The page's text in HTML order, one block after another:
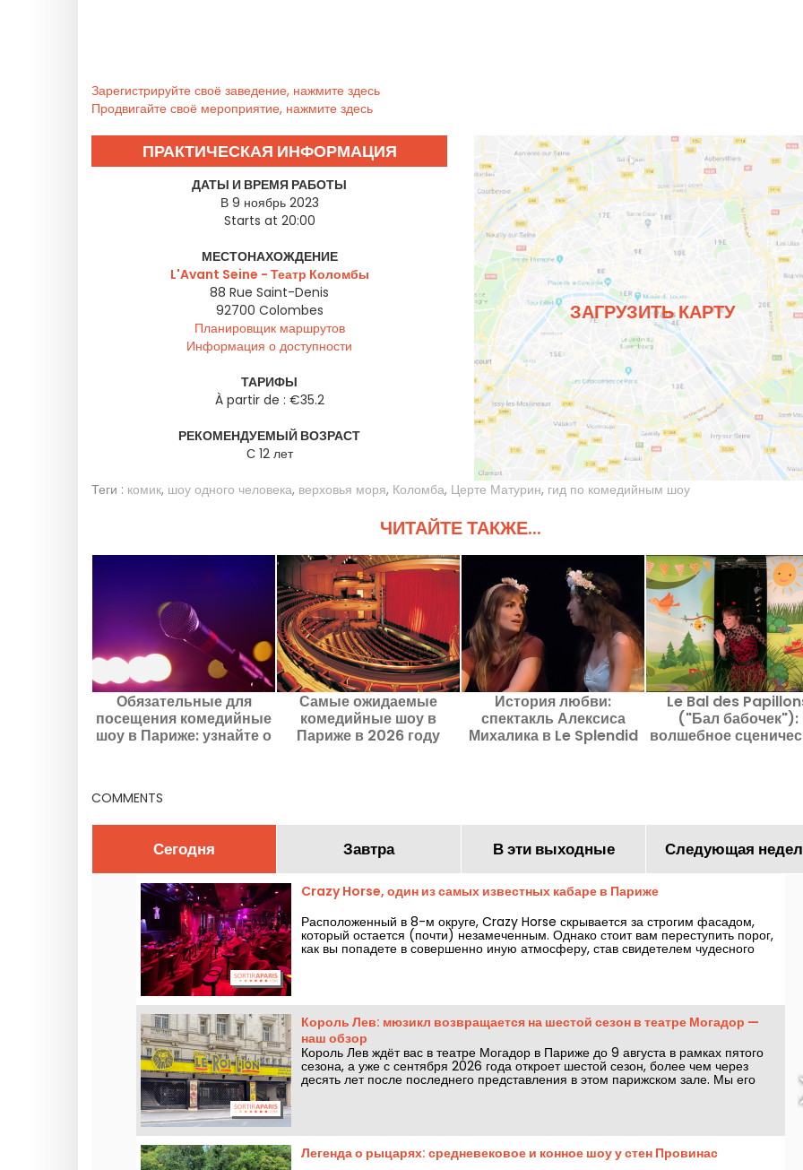
Зарегистрируйте своё заведение, нажмите здесь
Продвигайте своё мероприятие, нажмите здесь
ПРАКТИЧЕСКАЯ ИНФОРМАЦИЯ
ДАТЫ И ВРЕМЯ РАБОТЫ
В 9 ноябрь 2023
Starts at 20:00
МЕСТОНАХОЖДЕНИЕ
L'Avant Seine - Театр Коломбы
88 Rue Saint-Denis
92700 Colombes
Планировщик маршрутов
Информация о доступности
ТАРИФЫ
À partir de : €35.2
РЕКОМЕНДУЕМЫЙ ВОЗРАСТ
С 12 лет
ЗАГРУЗИТЬ КАРТУ
Теги : комик, шоу одного человека, верховья моря, Коломба, Церте Матурин, гид по комедийным шоу
ЧИТАЙТЕ ТАКЖЕ...
Обязательные для
посещения комедийные
шоу в Париже: узнайте о
Самые ожидаемые
комедийные шоу в
Париже в 2026 году
История любви:
спектакль Алексиса
Михалика в Le Splendid
Le Bal des
("Бал бабочек"):
волшебное
COMMENTS
Сегодня Завтра В эти выходные Следующая
Crazy Horse, один из самых известных кабаре в Париже
Расположенный в 8-м округе, Crazy Horse скрывается за строгим фасадом,
который остается (почти) незамеченным. Однако стоит вам переступить порог,
как вы попадете в совершенно иную атмосферу, став свидетелем чудесного
Король Лев: мюзикл возвращается на шестой сезон в театре Могадор —
наш обзор
Король Лев ждёт вас в театре Могадор в Париже до 9 августа в рамках пятого
сезона, а уже с сентября 2026 года откроет шестой сезон, более чем через
десять лет после последнего представления в этом парижском зале. Мы его
Легенда о рыцарях: средневековое и конное шоу у стен Провинас